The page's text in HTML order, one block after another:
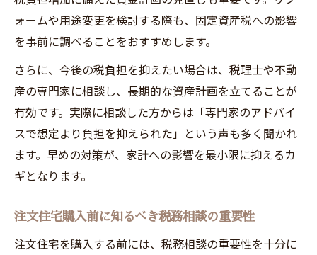
ォームや用途変更を検討する際も、固定資産税への影響
を事前に調べることをおすすめします。
さらに、今後の税負担を抑えたい場合は、税理士や不動
産の専門家に相談し、長期的な資産計画を立てることが
有効です。実際に相談した方からは「専門家のアドバイ
スで想定より負担を抑えられた」という声も多く聞かれ
ます。早めの対策が、家計への影響を最小限に抑えるカ
ギとなります。
注文住宅購入前に知るべき税務相談の重要性
注文住宅を購入する前には、税務相談の重要性を十分に